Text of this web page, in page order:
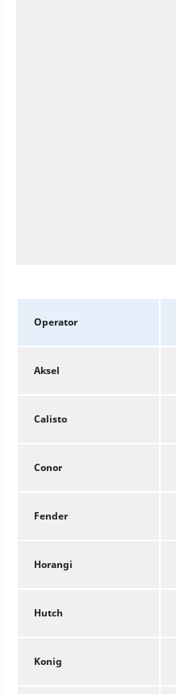
Operator
Aksel
Calisto
Conor
Fender
Horangi
Hutch
Konig